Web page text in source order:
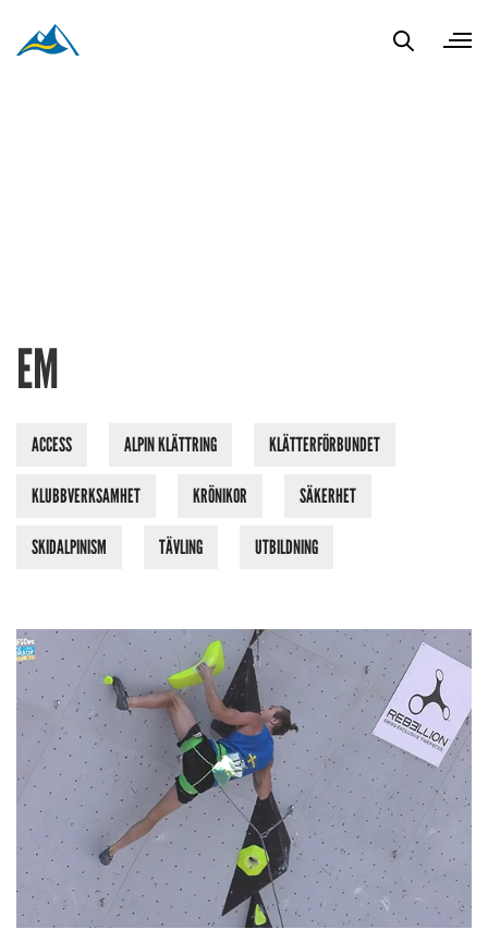
EM
ACCESS ALPIN KLÄTTRING KLÄTTERFÖRBUNDET
KLUBBVERKSAMHET KRÖNIKOR SÄKERHET
SKIDALPINISM TÄVLING UTBILDNING